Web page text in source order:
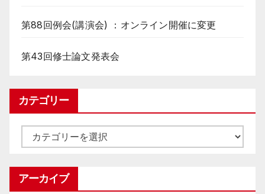
第88回例会(講演会) ：オンライン開催に変更
第43回修士論文発表会
カテゴリー
テ
ゴ
リ
アーカイブ